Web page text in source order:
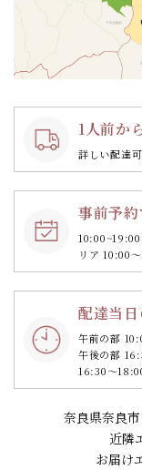
1人前か
詳しい配達
事前予
リア 10:00
配達当
午前の部
午後の部
16:30～
奈良県奈良
近隣
お届け